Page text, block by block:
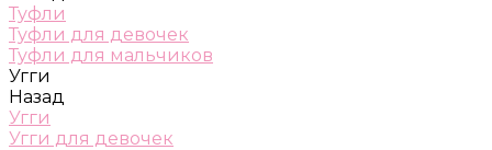
Туфли
Туфли для девочек
Туфли для мальчиков
Угги
Назад
Угги
Угги для девочек